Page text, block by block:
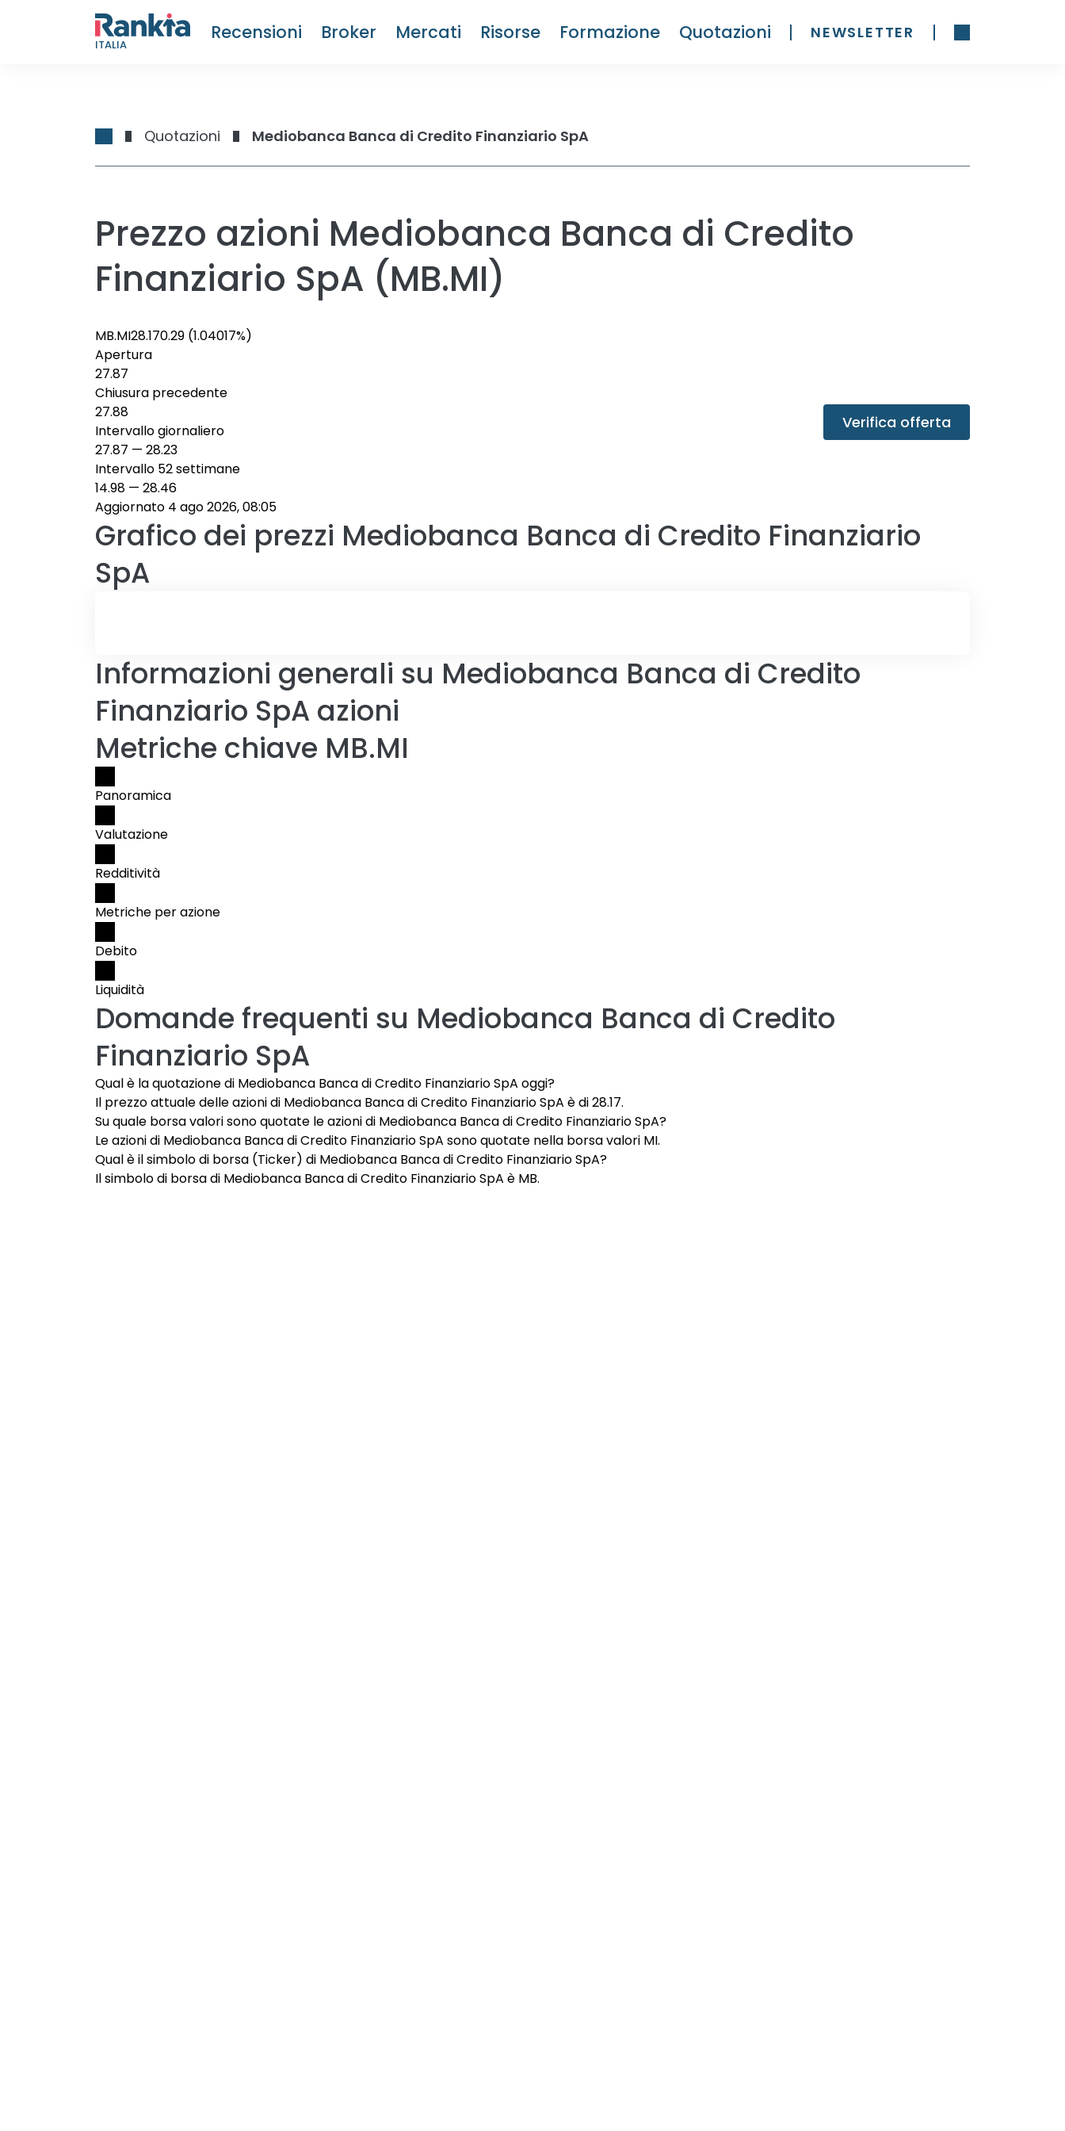
ITALIA
Recensioni Broker Mercati Risorse Formazione Quotazioni NEWSLETTER
Quotazioni Mediobanca Banca di Credito Finanziario SpA
Prezzo azioni Mediobanca Banca di Credito
Finanziario SpA (MB.MI)
MB.MI28.170.29 (1.04017%)
Apertura
27.87
Chiusura precedente
27.88
Intervallo giornaliero
27.87 — 28.23
Intervallo 52 settimane
14.98 — 28.46
Aggiornato 4 ago 2026, 08:05
Verifica offerta
Grafico dei prezzi Mediobanca Banca di Credito Finanziario
SpA
Informazioni generali su Mediobanca Banca di Credito
Finanziario SpA azioni
Metriche chiave MB.MI
Panoramica
Valutazione
Redditività
Metriche per azione
Debito
Liquidità
Domande frequenti su Mediobanca Banca di Credito
Finanziario SpA
Qual è la quotazione di Mediobanca Banca di Credito Finanziario SpA oggi?
Il prezzo attuale delle azioni di Mediobanca Banca di Credito Finanziario SpA è di 28.17.
Su quale borsa valori sono quotate le azioni di Mediobanca Banca di Credito Finanziario SpA?
Le azioni di Mediobanca Banca di Credito Finanziario SpA sono quotate nella borsa valori MI.
Qual è il simbolo di borsa (Ticker) di Mediobanca Banca di Credito Finanziario SpA?
Il simbolo di borsa di Mediobanca Banca di Credito Finanziario SpA è MB.